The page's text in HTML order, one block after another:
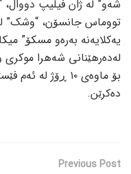
شەو” لە ژان فیلیپ دووال،
تووماس جانسۆن، “وشک”
یەکلایەنە بەرەو مسکۆ”
لەدەرهێنانی شەهرا موکری
بۆ ماوەی ۱۰ ڕۆژ
دەکرێن.
Previous Post